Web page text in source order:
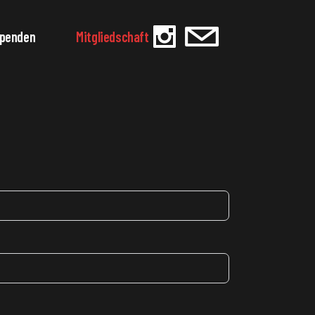
Mitgliedschaft